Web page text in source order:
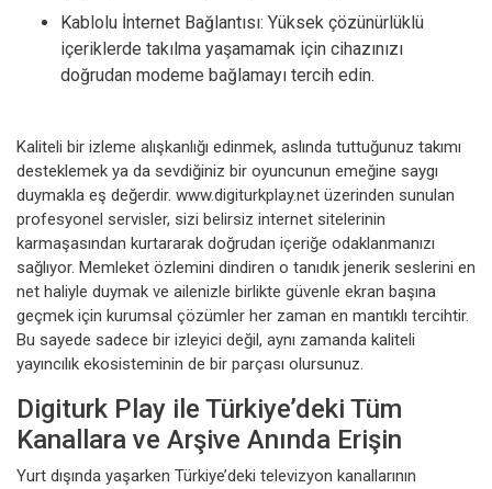
Kablolu İnternet Bağlantısı: Yüksek çözünürlüklü
içeriklerde takılma yaşamamak için cihazınızı
doğrudan modeme bağlamayı tercih edin.
Kaliteli bir izleme alışkanlığı edinmek, aslında tuttuğunuz takımı
desteklemek ya da sevdiğiniz bir oyuncunun emeğine saygı
duymakla eş değerdir. www.digiturkplay.net üzerinden sunulan
profesyonel servisler, sizi belirsiz internet sitelerinin
karmaşasından kurtararak doğrudan içeriğe odaklanmanızı
sağlıyor. Memleket özlemini dindiren o tanıdık jenerik seslerini en
net haliyle duymak ve ailenizle birlikte güvenle ekran başına
geçmek için kurumsal çözümler her zaman en mantıklı tercihtir.
Bu sayede sadece bir izleyici değil, aynı zamanda kaliteli
yayıncılık ekosisteminin de bir parçası olursunuz.
Digiturk Play ile Türkiye’deki Tüm
Kanallara ve Arşive Anında Erişin
Yurt dışında yaşarken Türkiye’deki televizyon kanallarının